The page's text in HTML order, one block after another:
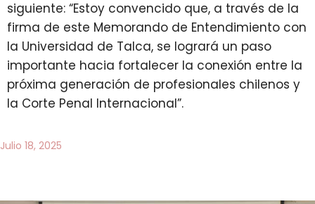
siguiente: “Estoy convencido que, a través de la
firma de este Memorando de Entendimiento con
la Universidad de Talca, se logrará un paso
importante hacia fortalecer la conexión entre la
próxima generación de profesionales chilenos y
la Corte Penal Internacional”.
Julio 18, 2025